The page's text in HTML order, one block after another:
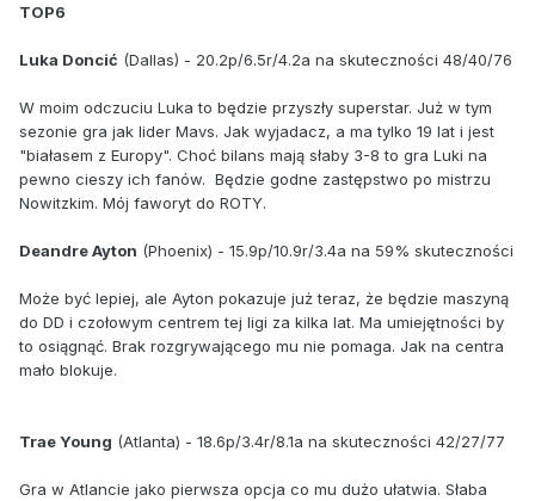
TOP6
Luka Doncić (Dallas) - 20.2p/6.5r/4.2a na skuteczności 48/40/76
W moim odczuciu Luka to będzie przyszły superstar. Już w tym
sezonie gra jak lider Mavs. Jak wyjadacz, a ma tylko 19 lat i jest
"białasem z Europy". Choć bilans mają słaby 3-8 to gra Luki na
pewno cieszy ich fanów. Będzie godne zastępstwo po mistrzu
Nowitzkim. Mój faworyt do ROTY.
Deandre Ayton (Phoenix) - 15.9p/10.9r/3.4a na 59% skuteczności
Może być lepiej, ale Ayton pokazuje już teraz, że będzie maszyną
do DD i czołowym centrem tej ligi za kilka lat. Ma umiejętności by
to osiągnąć. Brak rozgrywającego mu nie pomaga. Jak na centra
mało blokuje.
Trae Young (Atlanta) - 18.6p/3.4r/8.1a na skuteczności 42/27/77
Gra w Atlancie jako pierwsza opcja co mu dużo ułatwia. Słaba